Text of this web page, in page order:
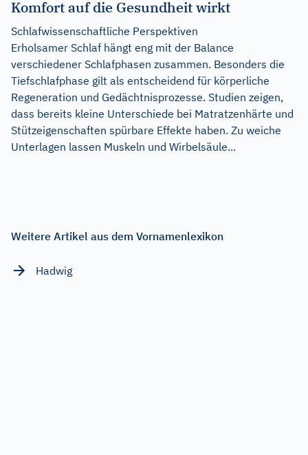
Komfort auf die Gesundheit wirkt
Schlafwissenschaftliche Perspektiven
Erholsamer Schlaf hängt eng mit der Balance
verschiedener Schlafphasen zusammen. Besonders die
Tiefschlafphase gilt als entscheidend für körperliche
Regeneration und Gedächtnisprozesse. Studien zeigen,
dass bereits kleine Unterschiede bei Matratzenhärte und
Stützeigenschaften spürbare Effekte haben. Zu weiche
Unterlagen lassen Muskeln und Wirbelsäule...
Weitere Artikel aus dem Vornamenlexikon
Hadwig